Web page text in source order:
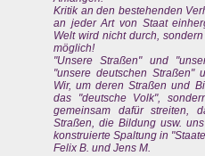
Kritik an den bestehenden
an jeder Art von Staat
Welt wird nicht durch,
möglich!
"Unsere Straßen" und
"unsere deutschen Straßen"
Wir, um deren Straßen und
das "deutsche Volk",
gemeinsam dafür streiten,
Straßen, die Bildung usw.
konstruierte Spaltung in
Felix B. und Jens M.